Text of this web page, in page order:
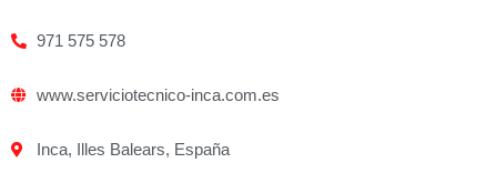
971 575 578
www.serviciotecnico-inca.com.es
Inca, Illes Balears, España